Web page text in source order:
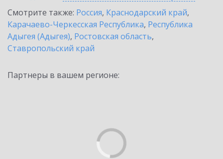
Смотрите также: Россия, Краснодарский край,
Карачаево-Черкесская Республика, Республика
Адыгея (Адыгея), Ростовская область,
Ставропольский край
Партнеры в вашем регионе: